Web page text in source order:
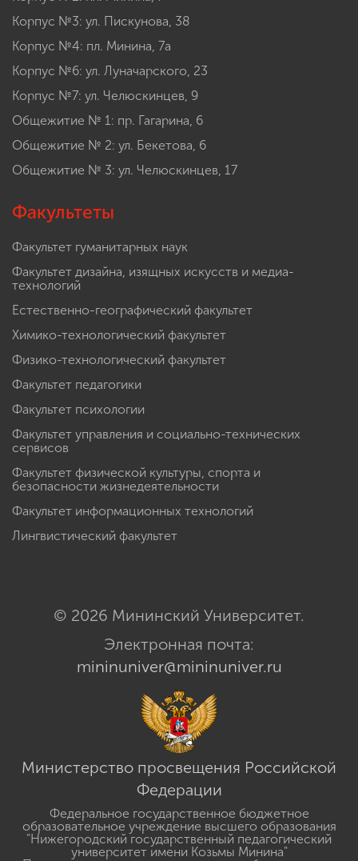
Корпус №2: пл. Минина, 7
Корпус №3: ул. Пискунова, 38
Корпус №4: пл. Минина, 7а
Корпус №6: ул. Луначарского, 23
Корпус №7: ул. Челюскинцев, 9
Общежитие № 1: пр. Гагарина, 6
Общежитие № 2: ул. Бекетова, 6
Факультеты
Факультет гуманитарных наук
технологий
Естественно-географический факультет
Химико-технологический факультет
Физико-технологический факультет
Факультет педагогики
Факультет психологии
сервисов
безопасности жизнедеятельности
Факультет информационных технологий
© 2026 Мининский Университет.
Электронная почта:
mininuniver@mininuniver.ru
Министерство просвещения Российской
Федерации
Федеральное государственное бюджетное
образовательное учреждение высшего образования